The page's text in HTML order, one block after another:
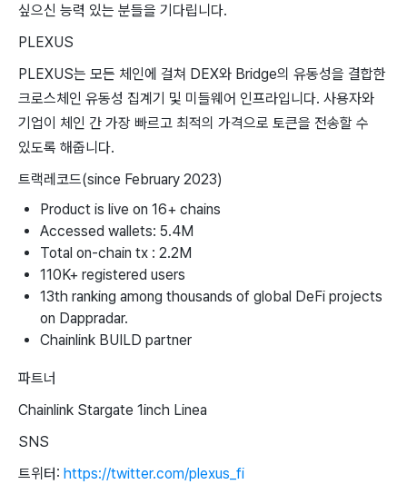
싶으신 능력 있는 분들을 기다립니다.
PLEXUS
PLEXUS는 모든 체인에 걸쳐 DEX와 Bridge의 유동성을 결합한
크로스체인 유동성 집계기 및 미들웨어 인프라입니다. 사용자와
기업이 체인 간 가장 빠르고 최적의 가격으로 토큰을 전송할 수
있도록 해줍니다.
트랙레코드(since February 2023)
Product is live on 16+ chains
Accessed wallets: 5.4M
Total on-chain tx : 2.2M
110K+ registered users
13th ranking among thousands of global DeFi projects
on Dappradar.
Chainlink BUILD partner
파트너
Chainlink Stargate 1inch Linea
SNS
트위터: https://twitter.com/plexus_fi